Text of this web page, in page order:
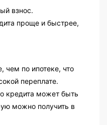
взнос.
проще и быстрее,
чем по ипотеке, что
переплате.
кредита может быть
можно получить в